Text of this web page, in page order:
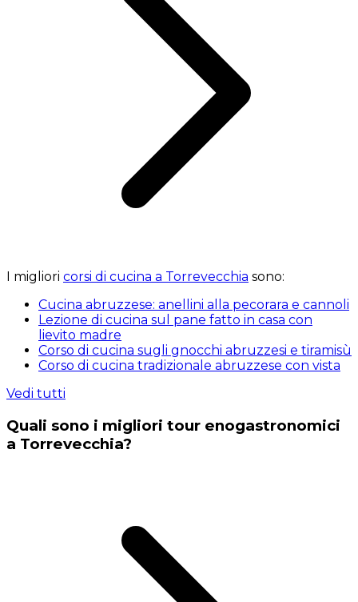
I migliori corsi di cucina a Torrevecchia sono:
Cucina abruzzese: anellini alla pecorara e cannoli
Lezione di cucina sul pane fatto in casa con
lievito madre
Corso di cucina sugli gnocchi abruzzesi e tiramisù
Corso di cucina tradizionale abruzzese con vista
Vedi tutti
Quali sono i migliori tour enogastronomici
a Torrevecchia?